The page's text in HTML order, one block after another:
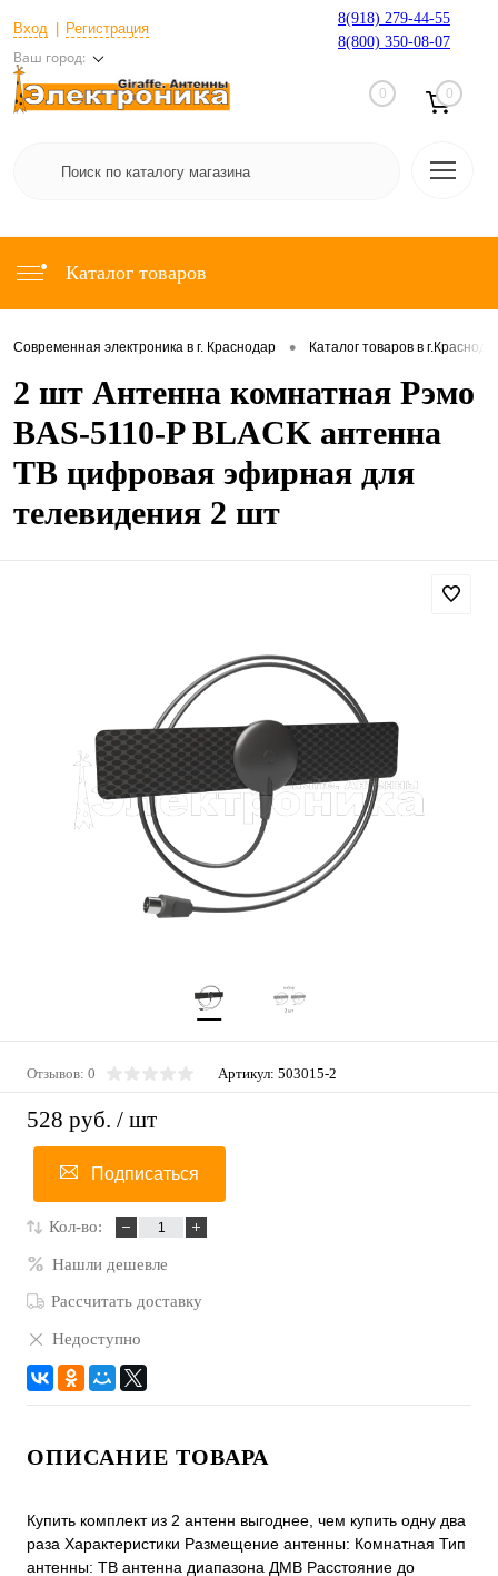
Вход Регистрация
Ваш город:
8(918) 279-44-55
8(800) 350-08-07
0 0
Каталог товаров
Современная электроника в г. Краснодар • Каталог товаров в
2 шт Антенна комнатная Рэмо
BAS-5110-P BLACK антенна
ТВ цифровая эфирная для
телевидения 2 шт
Отзывов: 0 Артикул: 503015-2
528 руб. / шт
Подписаться
Кол-во:
Нашли дешевле
Рассчитать доставку
Недоступно
ОПИСАНИЕ ТОВАРА
Купить комплект из 2 антенн выгоднее, чем купить одну два
раза Характеристики Размещение антенны: Комнатная Тип
антенны: ТВ антенна диапазона ДМВ Расстояние до